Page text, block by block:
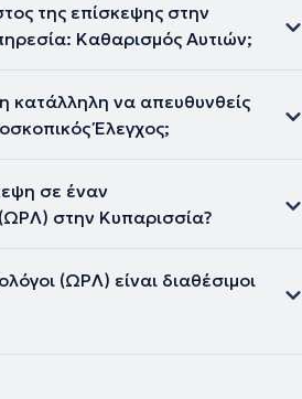
της επίσκεψης στην
Καθαρισμός Αυτιών;
η κατάλληλη να απευθυνθείς
Έλεγχος;
σε έναν
στην Κυπαρισσία?
(ΩΡΛ) είναι διαθέσιμοι